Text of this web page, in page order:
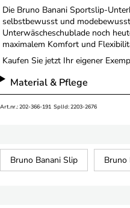
Die Bruno Banani Sportslip-
selbstbewusst und
Unterwäscheschublade noch
maximalem Komfort und
Kaufen Sie jetzt Ihr eigener
Material & Pflege
Art.nr.: 202-366-191 SplId: 2203-2676
Bruno Banani Slip Bruno